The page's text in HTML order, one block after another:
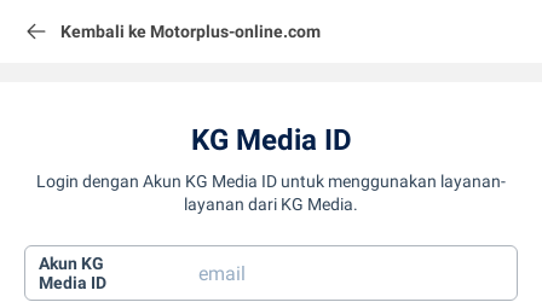
Kembali ke Motorplus-online.com
KG Media ID
Login dengan Akun KG Media ID untuk menggunakan layanan-
layanan dari KG Media.
Akun KG
Media ID